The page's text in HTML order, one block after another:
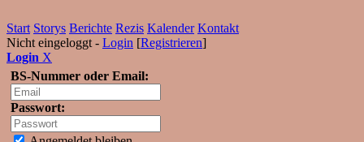
Start Storys Berichte Rezis Kalender Kontakt
Nicht eingeloggt - Login [Registrieren]
Login X
BS-Nummer oder Email:
Passwort: